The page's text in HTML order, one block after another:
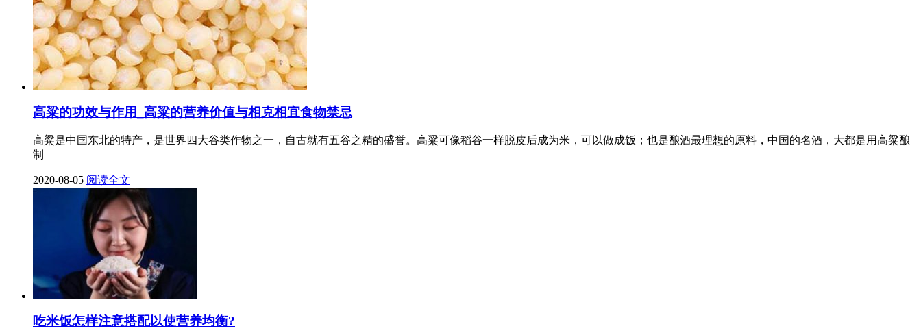
高粱的功效与作用_高粱的营养价值与相克相宜食物禁忌
高粱是中国东北的特产，是世界四大谷类作物之一，自古就有五谷之精的盛誉。高粱可像稻谷一样脱皮后成为米，可以做成饭；也是酿酒最理想的原料，中国的名酒，大都是用高粱酿
制
2020-08-05 阅读全文
吃米饭怎样注意搭配以使营养均衡?